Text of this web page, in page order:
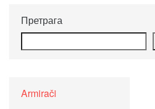
Претрага
Armirači